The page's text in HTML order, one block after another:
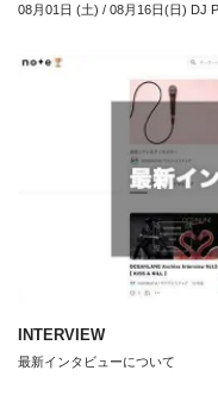
08月01日 (土) / 08月16日(日) DJ
INTERVIEW
最新インタビューについて